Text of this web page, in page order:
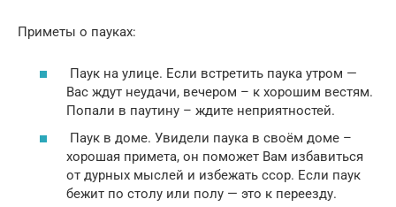
Приметы о пауках:
Паук на улице. Если встретить паука утром —
Вас ждут неудачи, вечером – к хорошим вестям.
Попали в паутину – ждите неприятностей.
Паук в доме. Увидели паука в своём доме –
хорошая примета, он поможет Вам избавиться
от дурных мыслей и избежать ссор. Если паук
бежит по столу или полу — это к переезду.